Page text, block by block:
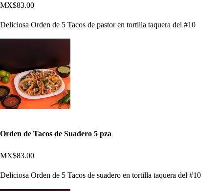
MX$83.00
Deliciosa Orden de 5 Tacos de pastor en tortilla taquera del #10
Orden de Tacos de Suadero 5 pza
MX$83.00
Deliciosa Orden de 5 Tacos de suadero en tortilla taquera del #10